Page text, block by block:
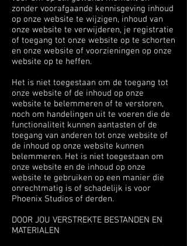
zonder voorafgaande kennisgeving inhoud
op onze website te wijzigen, inhoud van
onze website te verwijderen, je registratie
of toegang tot onze website op te schorten
en onze website of voorzieningen op onze
website op te heffen.
Het is niet toegestaan om de toegang tot
onze website of de inhoud op onze
website te belemmeren of te verstoren,
noch om handelingen uit te voeren die de
functionaliteit kunnen aantasten of de
toegang van anderen tot onze website of
de inhoud op onze website kunnen
belemmeren. Het is niet toegestaan om
onze website en de inhoud op onze
website te gebruiken op een manier die
onrechtmatig is of schadelijk is voor
Phoenix Studios of derden.
DOOR JOU VERSTREKTE BESTANDEN EN
MATERIALEN